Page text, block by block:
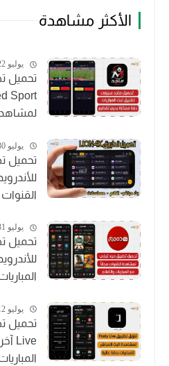
الأكثر مشاهدة
يوليو 22, 2026
تحميل
يوليو 30, 2026
القنوات
يوليو 31, 2026
يوليو 12, 2026